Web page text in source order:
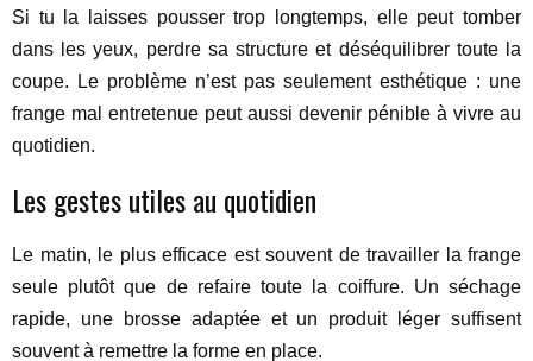
Si tu la laisses pousser trop longtemps, elle peut tomber
dans les yeux, perdre sa structure et déséquilibrer toute la
coupe. Le problème n’est pas seulement esthétique : une
frange mal entretenue peut aussi devenir pénible à vivre au
quotidien.
Les gestes utiles au quotidien
Le matin, le plus efficace est souvent de travailler la frange
seule plutôt que de refaire toute la coiffure. Un séchage
rapide, une brosse adaptée et un produit léger suffisent
souvent à remettre la forme en place.